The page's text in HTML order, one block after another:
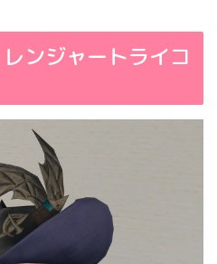
ンジャートライコ